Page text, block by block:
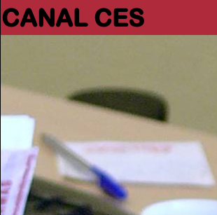
CANAL CES